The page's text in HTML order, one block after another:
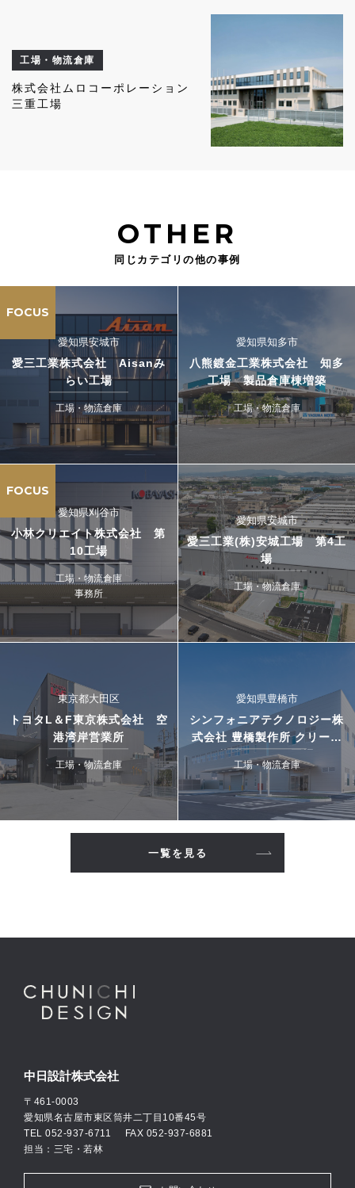
工場・物流倉庫
株式会社ムロコーポレーション
三重工場
OTHER
同じカテゴリの他の事例
FOCUS
愛知県安城市
愛三工業株式会社 Aisanみ
らい工場
工場・物流倉庫
愛知県知多市
八熊鍍金工業株式会社 知多
工場 製品倉庫棟増築
工場・物流倉庫
FOCUS
愛知県刈谷市
小林クリエイト株式会社 第
10工場
工場・物流倉庫
事務所
愛知県安城市
愛三工業(株)安城工場 第4工
場
工場・物流倉庫
東京都大田区
トヨタL＆F東京株式会社 空
港湾岸営業所
工場・物流倉庫
愛知県豊橋市
シンフォニアテクノロジー株
式会社 豊橋製作所 クリーン
搬送システム工場
工場・物流倉庫
一覧を見る
中日設計株式会社
〒461-0003
愛知県名古屋市東区筒井二丁目10番45号
TEL 052-937-6711 FAX 052-937-6881
担当：三宅・若林